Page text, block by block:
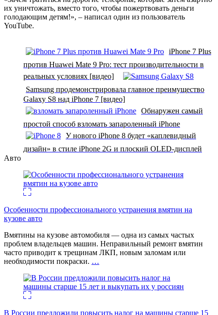
их уничтожать, вместо того, чтобы пожертвовать деньги
голодающим детям!», – написал один из пользователь
YouTube.
iPhone 7 Plus
против Huawei Mate 9 Pro: тест производительности в
реальных условиях [видео]
Samsung продемонстрировала главное преимущество
Galaxy S8 над iPhone 7 [видео]
Обнаружен самый
простой способ взломать запароленный iPhone
У нового iPhone 8 будет «каплевидный
дизайн» в стиле iPhone 2G и плоский OLED-дисплей
Авто
Особенности профессионального устранения вмятин на
кузове авто
Вмятины на кузове автомобиля — одна из самых частых
проблем владельцев машин. Неправильный ремонт вмятин
часто приводит к трещинам ЛКП, новым заломам или
необходимости покраски. …
В России предложили повысить налог на машины старше 15